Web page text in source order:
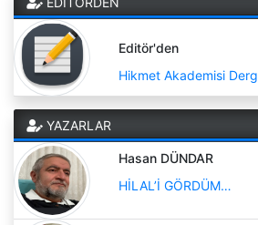
Editör'den
Hikmet Akademisi
YAZARLAR
Hasan DÜNDAR
HİLAL’İ GÖRDÜM…